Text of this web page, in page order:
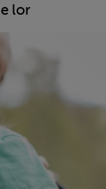
lor